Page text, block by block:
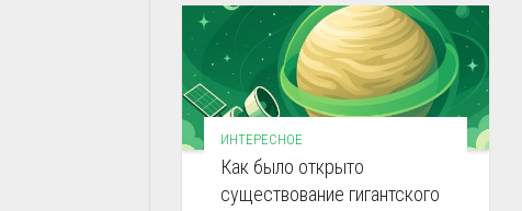
ИНТЕРЕСНОЕ
Как было открыто
существование гигантского